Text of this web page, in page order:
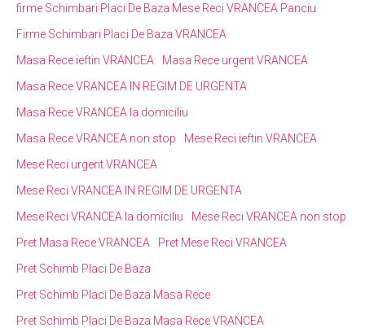
firme Schimbari Placi De Baza Mese Reci VRANCEA Panciu
Firme Schimbari Placi De Baza VRANCEA
Masa Rece ieftin VRANCEA
Masa Rece urgent VRANCEA
Masa Rece VRANCEA IN REGIM DE URGENTA
Masa Rece VRANCEA la domiciliu
Masa Rece VRANCEA non stop
Mese Reci ieftin VRANCEA
Mese Reci urgent VRANCEA
Mese Reci VRANCEA IN REGIM DE URGENTA
Mese Reci VRANCEA la domiciliu
Mese Reci VRANCEA non stop
Pret Masa Rece VRANCEA
Pret Mese Reci VRANCEA
Pret Schimb Placi De Baza
Pret Schimb Placi De Baza Masa Rece
Pret Schimb Placi De Baza Masa Rece VRANCEA